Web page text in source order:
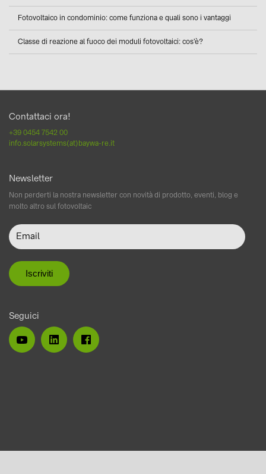
Fotovoltaico in condominio: come funziona e quali sono i vantaggi
Classe di reazione al fuoco dei moduli fotovoltaici: cos'è?
Contattaci ora!
+39 0454 7542 00
info.solarsystems(at)baywa-re.it
Newsletter
Non perderti la nostra newsletter con novità di prodotto, eventi, blog e
molto altro sul fotovoltaic
Seguici